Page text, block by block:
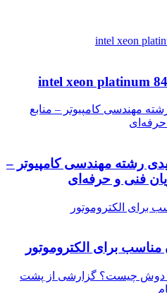
مهندسی کامپیوتر – منابع
رشته مهندسی کامپیوتر –
فنی و حرفه‌ای
برای الکتروموتور
مناسب برای الکتروموتور
دوش چیست؟ گزارشی از پشت